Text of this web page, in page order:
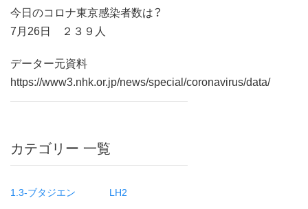
今日のコロナ東京感染者数は？
7月26日 ２３９人
データー元資料
https://www3.nhk.or.jp/news/special/coronavirus/data/
カテゴリー 一覧
1.3-ブタジエン
LH2